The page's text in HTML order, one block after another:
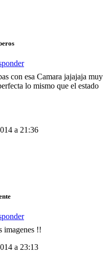
con esa Camara jajajaja muy
lo mismo que el estado
a 21:36
imagenes !!
a 23:13